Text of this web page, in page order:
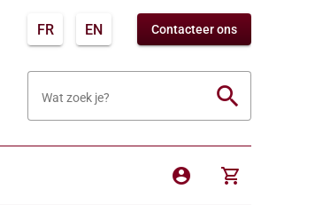
FR EN Contacteer ons
Wat zoek je? search
account_circle shopping_cart